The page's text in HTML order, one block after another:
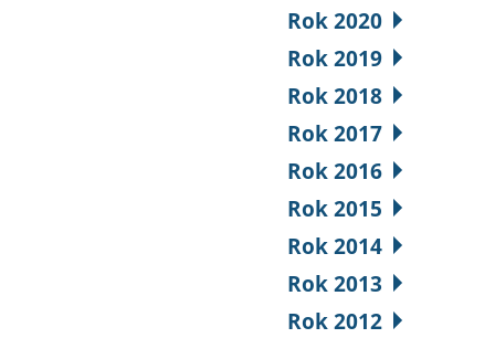
Rok 2020
Rok 2019
Rok 2018
Rok 2017
Rok 2016
Rok 2015
Rok 2014
Rok 2013
Rok 2012